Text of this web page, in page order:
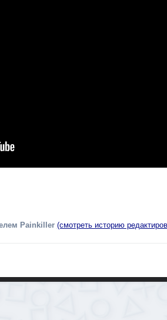
Painkiller (смотреть историю